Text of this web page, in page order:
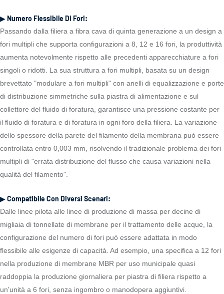
▶ Numero Flessibile Di Fori:
Passando dalla filiera a fibra cava di quinta generazione a un design a
fori multipli che supporta configurazioni a 8, 12 e 16 fori, la produttività
aumenta notevolmente rispetto alle precedenti apparecchiature a fori
singoli o ridotti. La sua struttura a fori multipli, basata su un design
brevettato "modulare a fori multipli" con anelli di equalizzazione e porte
di distribuzione simmetriche sulla piastra di alimentazione e sul
collettore del fluido di foratura, garantisce una pressione costante per
il fluido di foratura e di foratura in ogni foro della filiera. La variazione
dello spessore della parete del filamento della membrana può essere
controllata entro 0,003 mm, risolvendo il tradizionale problema dei fori
multipli di "errata distribuzione del flusso che causa variazioni nella
qualità del filamento".
▶ Compatibile Con Diversi Scenari:
Dalle linee pilota alle linee di produzione di massa per decine di
migliaia di tonnellate di membrane per il trattamento delle acque, la
configurazione del numero di fori può essere adattata in modo
flessibile alle esigenze di capacità. Ad esempio, una specifica a 12 fori
nella produzione di membrane MBR per uso municipale quasi
raddoppia la produzione giornaliera per piastra di filiera rispetto a
un'unità a 6 fori, senza ingombro o manodopera aggiuntivi.